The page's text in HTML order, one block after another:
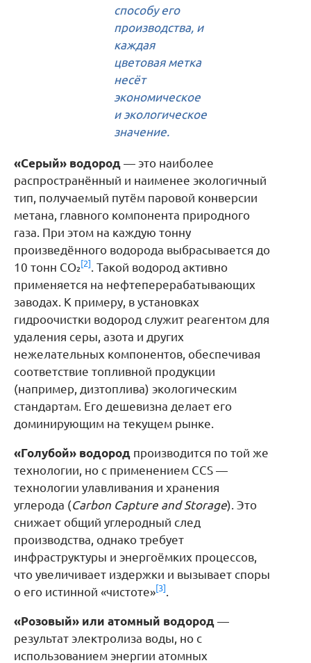
способу его
производства, и
каждая
цветовая метка
несёт
экономическое
и экологическое
значение.
«Серый» водород — это наиболее
распространённый и наименее экологичный
тип, получаемый путём паровой конверсии
метана, главного компонента природного
газа. При этом на каждую тонну
произведённого водорода выбрасывается до
10 тонн CO₂ [2]
. Такой водород активно
применяется на нефтеперерабатывающих
заводах. К примеру, в установках
гидроочистки водород служит реагентом для
удаления серы, азота и других
нежелательных компонентов, обеспечивая
соответствие топливной продукции
(например, дизтоплива) экологическим
стандартам. Его дешевизна делает его
доминирующим на текущем рынке.
«Голубой» водород производится по той же
технологии, но с применением CCS —
технологии улавливания и хранения
углерода (Carbon Capture and Storage). Это
снижает общий углеродный след
производства, однако требует
инфраструктуры и энергоёмких процессов,
что увеличивает издержки и вызывает споры
о его истинной «чистоте»[3]
«Розовый» или атомный водород —
результат электролиза воды, но с
использованием энергии атомных